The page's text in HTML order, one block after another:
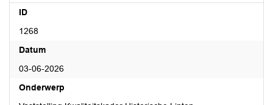
ID
1268
Datum
03-06-2026
Onderwerp